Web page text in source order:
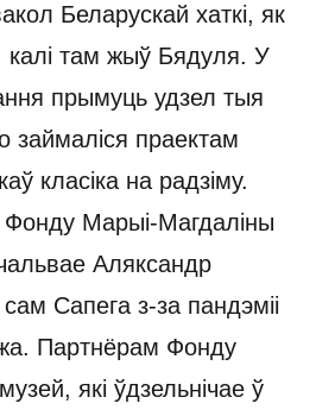
Беларускай хаткі, як
калі там жыў Бядуля. У
прымуць удзел тыя
праектам
класіка на радзіму.
Фонду Марыі-Магдаліны
Аляксандр
Сапега з-за пандэміі
Партнёрам Фонду
які ўдзельнічае ў